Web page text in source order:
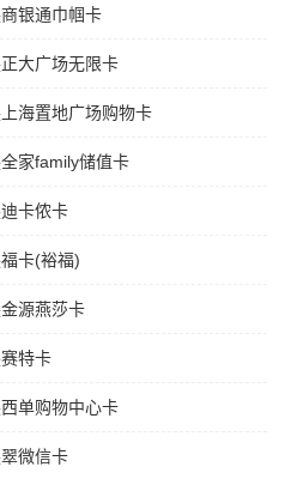
银通巾帼卡
大广场无限卡
海置地广场购物卡
家family储值卡
卡侬卡
卡(裕福)
源燕莎卡
特卡
单购物中心卡
微信卡